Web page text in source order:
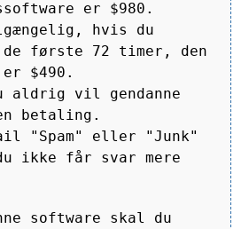
er $980.
hvis du
de første 72 timer, den
$490.
aldrig vil gendanne
betaling.
"Spam" eller "Junk"
ikke får svar mere
software skal du